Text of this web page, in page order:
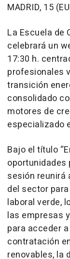
MADRID, 15
La Escuela de
celebrará un
17:30 h.
profesionales
transición
consolidado
motores de
especializado
Bajo el título
oportunidades
sesión reunirá
del sector
laboral verde,
las empresas
para acceder
contratación
renovables, la